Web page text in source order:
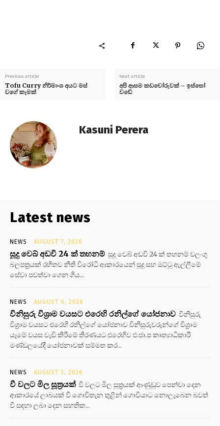
Previous article
Tofu Curry නිර්මාංශ අයට මස්
වගේ කෑමක්
Next article
අපි ආසම කඩචෝරුවක් – ඉස්සෝ
වඩේ
Kasuni Perera
Latest news
NEWS AUGUST 7, 2026
සූදු වෙබ් අඩවි 24 ක් තහනම් සූදු වෙබ් අඩවි 24 ක් තහනම් වලංගු
බලපත්‍රයක් රහිතව නීති විරෝධි ආකාරයෙන් සූදු සහ ඔට්ටු ඇල්ලීමේ
සේවා පවත්වා ගෙන ගිය...
NEWS AUGUST 6, 2026
විනිසුරු විශ්‍රාම වයසට එරෙහි රනිල්ගේ යෝජනාව විනිසුරු
විශ්‍රාම වයසට එරෙහි රනිල්ගේ යෝජනාව විනිසුරුවරුන්ගේ විශ්‍රාම
යෑමේ වයස වැඩි කිරීමේ තීරණයට එරෙහිව එ.ජා.ප කෘත්‍යාධිකාරී
මණ්ඩලයේදී යෝජනාවක් සම්මත කර...
NEWS AUGUST 5, 2026
වී වලට මිල සූත්‍රයක් වී වලට මිල සූත්‍රයක් ආණුඩුව පෙන්වා දෙන
ආකාරයේ ලාබයක් වී ගොවිතැන තුළින් ගොවියාට නොලැබෙන බවත්
වී සඳහා ලබා දෙන සහතික...